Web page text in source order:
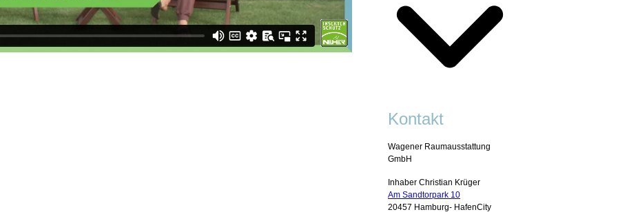
Kontakt
Wagener Raumausstattung
GmbH
Inhaber Christian Krüger
Am Sandtorpark 10
20457 Hamburg- HafenCity